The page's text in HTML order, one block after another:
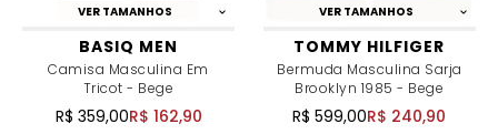
VER TAMANHOS
BASIQ MEN
Camisa Masculina Em
Tricot - Bege
R$ 359,00R$ 162,90
VER TAMANHOS
TOMMY HILFIGER
Bermuda Masculina Sarja
Brooklyn 1985 - Bege
R$ 599,00R$ 240,90